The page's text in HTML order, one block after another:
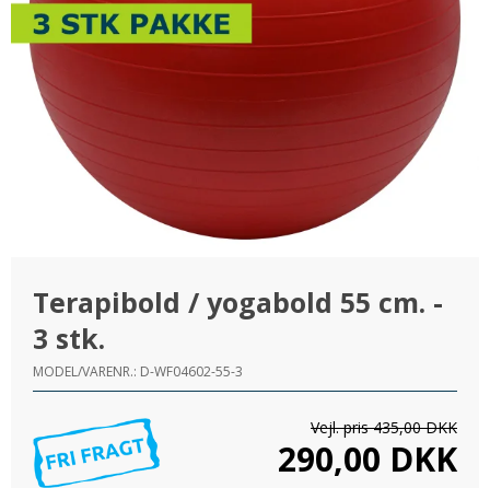
Terapibold / yogabold 55 cm. -
3 stk.
MODEL/VARENR.: D-WF04602-55-3
Vejl. pris 435,00 DKK
290,00 DKK